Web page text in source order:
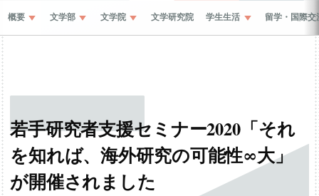
概要 文学部 文学院 文学研究院 学生生活 留学 ・ 国際交
若手研究者支援セミナー2020「それ
を知れば、海外研究の可能性∞大」
が開催されました